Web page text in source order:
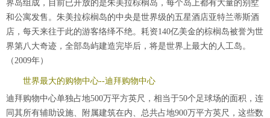
界岛组成，目前已开放的是朱美拉棕榈岛，每个岛上都有大量的别墅
和公寓发售。朱美拉棕榈岛的中央是世界级的五星酒店亚特兰蒂斯酒
店，每天来往于此的游客络绎不绝。耗资140亿美金的棕榈岛被誉为世
界第八大奇迹，全部岛屿建造完毕后，将是世界上最大的人工岛。
（2009年）
世界最大的购物中心--迪拜购物中心
迪拜购物中心单独占地500万平方英尺，相当于50个足球场的面积，连
同其所有辅助设施、附属建筑在内、总共占地900万平方英尺，这些数